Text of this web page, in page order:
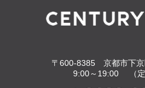
〒600-8385 京都市下京
9:00～19:00 （定